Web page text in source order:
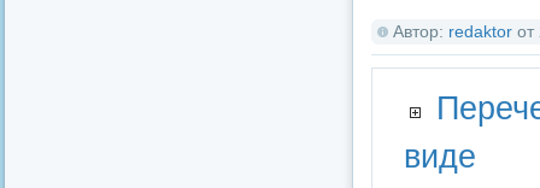
Автор: redaktor от
виде